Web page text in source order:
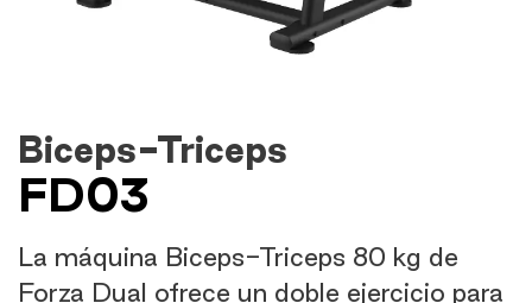
Biceps-Triceps
FD03
La máquina Biceps-Triceps 80 kg de
Forza Dual ofrece un doble ejercicio para